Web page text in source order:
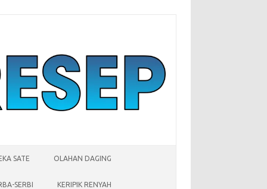
SATE OLAHAN DAGING
SERBI KERIPIK RENYAH